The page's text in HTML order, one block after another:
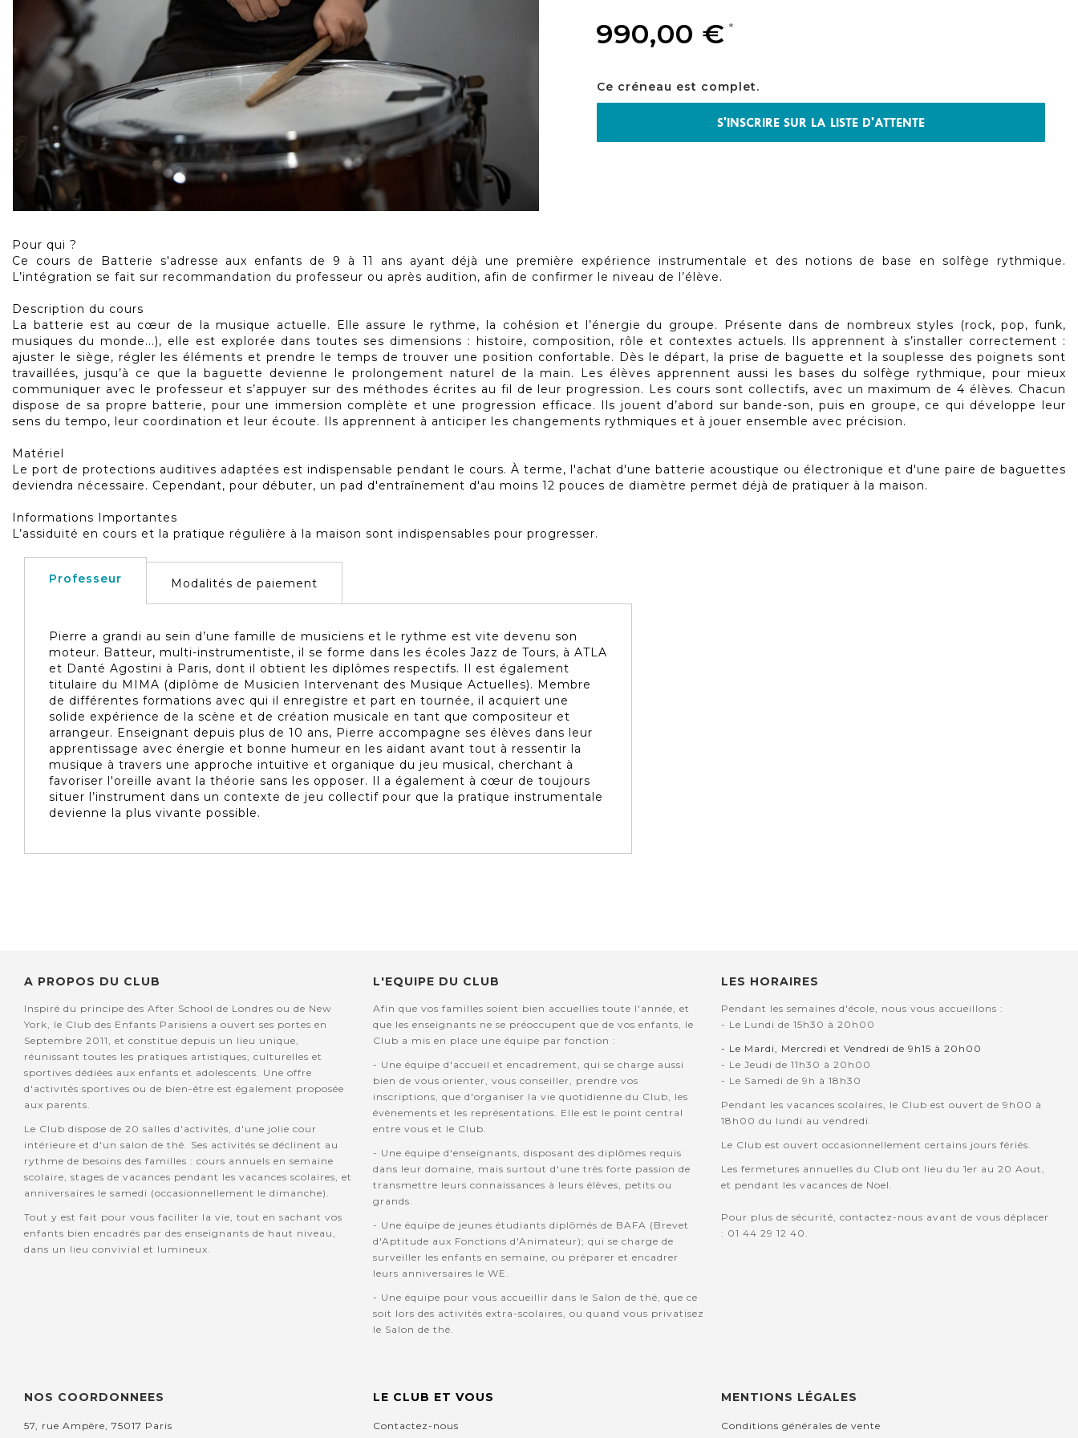
the
beginning
of
images
gallery
990,00 €
Ce créneau est complet.
S'INSCRIRE SUR LA LISTE D'ATTENTE
Pour qui ?
Ce cours de Batterie s'adresse aux enfants de 9 à 11 ans ayant déjà une première expérience instrumentale et des notions de base en solfège rythmique.
L’intégration se fait sur recommandation du professeur ou après audition, afin de confirmer le niveau de l’élève.
Description du cours
La batterie est au cœur de la musique actuelle. Elle assure le rythme, la cohésion et l’énergie du groupe. Présente dans de nombreux styles (rock, pop, funk,
musiques du monde...), elle est explorée dans toutes ses dimensions : histoire, composition, rôle et contextes actuels. Ils apprennent à s’installer correctement :
ajuster le siège, régler les éléments et prendre le temps de trouver une position confortable. Dès le départ, la prise de baguette et la souplesse des poignets sont
travaillées, jusqu’à ce que la baguette devienne le prolongement naturel de la main. Les élèves apprennent aussi les bases du solfège rythmique, pour mieux
communiquer avec le professeur et s’appuyer sur des méthodes écrites au fil de leur progression. Les cours sont collectifs, avec un maximum de 4 élèves. Chacun
dispose de sa propre batterie, pour une immersion complète et une progression efficace. Ils jouent d’abord sur bande-son, puis en groupe, ce qui développe leur
sens du tempo, leur coordination et leur écoute. Ils apprennent à anticiper les changements rythmiques et à jouer ensemble avec précision.
Matériel
Le port de protections auditives adaptées est indispensable pendant le cours. À terme, l'achat d'une batterie acoustique ou électronique et d'une paire de baguettes
deviendra nécessaire. Cependant, pour débuter, un pad d'entraînement d'au moins 12 pouces de diamètre permet déjà de pratiquer à la maison.
Informations Importantes
L’assiduité en cours et la pratique régulière à la maison sont indispensables pour progresser.
Professeur
Pierre a grandi au sein d’une famille de musiciens et le rythme est vite devenu son
moteur. Batteur, multi-instrumentiste, il se forme dans les écoles Jazz de Tours, à ATLA
et Danté Agostini à Paris, dont il obtient les diplômes respectifs. Il est également
titulaire du MIMA (diplôme de Musicien Intervenant des Musique Actuelles). Membre
de différentes formations avec qui il enregistre et part en tournée, il acquiert une
solide expérience de la scène et de création musicale en tant que compositeur et
arrangeur. Enseignant depuis plus de 10 ans, Pierre accompagne ses élèves dans leur
apprentissage avec énergie et bonne humeur en les aidant avant tout à ressentir la
musique à travers une approche intuitive et organique du jeu musical, cherchant à
favoriser l'oreille avant la théorie sans les opposer. Il a également à cœur de toujours
situer l’instrument dans un contexte de jeu collectif pour que la pratique instrumentale
devienne la plus vivante possible.
Modalités de paiement
A PROPOS DU CLUB
Inspiré du principe des After School de Londres ou de New
York, le Club des Enfants Parisiens a ouvert ses portes en
Septembre 2011, et constitue depuis un lieu unique,
réunissant toutes les pratiques artistiques, culturelles et
sportives dédiées aux enfants et adolescents. Une offre
d'activités sportives ou de bien-être est également proposée
aux parents.
Le Club dispose de 20 salles d'activités, d'une jolie cour
intérieure et d'un salon de thé. Ses activités se déclinent au
rythme de besoins des familles : cours annuels en semaine
scolaire, stages de vacances pendant les vacances scolaires, et
anniversaires le samedi (occasionnellement le dimanche).
Tout y est fait pour vous faciliter la vie, tout en sachant vos
enfants bien encadrés par des enseignants de haut niveau,
dans un lieu convivial et lumineux.
L'EQUIPE DU CLUB
Afin que vos familles soient bien accuellies toute l'année, et
que les enseignants ne se préoccupent que de vos enfants, le
Club a mis en place une équipe par fonction :
- Une équipe d'accueil et encadrement, qui se charge aussi
bien de vous orienter, vous conseiller, prendre vos
inscriptions, que d'organiser la vie quotidienne du Club, les
évènements et les représentations. Elle est le point central
entre vous et le Club.
- Une équipe d'enseignants, disposant des diplômes requis
dans leur domaine, mais surtout d'une très forte passion de
transmettre leurs connaissances à leurs élèves, petits ou
grands.
- Une équipe de jeunes étudiants diplômés de BAFA (Brevet
d'Aptitude aux Fonctions d'Animateur); qui se charge de
surveiller les enfants en semaine, ou préparer et encadrer
leurs anniversaires le WE.
- Une équipe pour vous accueillir dans le Salon de thé, que ce
soit lors des activités extra-scolaires, ou quand vous privatisez
le Salon de thé.
LES HORAIRES
Pendant les semaines d'école, nous vous accueillons :
- Le Lundi de 15h30 à 20h00
- Le Mardi, Mercredi et Vendredi de 9h15 à 20h00
- Le Jeudi de 11h30 à 20h00
- Le Samedi de 9h à 18h30
Pendant les vacances scolaires, le Club est ouvert de 9h00 à
18h00 du lundi au vendredi.
Le Club est ouvert occasionnellement certains jours fériés.
Les fermetures annuelles du Club ont lieu du 1er au 20 Aout,
et pendant les vacances de Noel.
Pour plus de sécurité, contactez-nous avant de vous déplacer
: 01 44 29 12 40.
NOS COORDONNEES
57, rue Ampère, 75017 Paris
LE CLUB ET VOUS
Contactez-nous
MENTIONS LÉGALES
Conditions générales de vente